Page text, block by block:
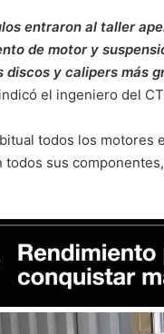
entraron al taller
de motor y
discos y calipers más
indicó el ingeniero del
todos los motores
todos sus